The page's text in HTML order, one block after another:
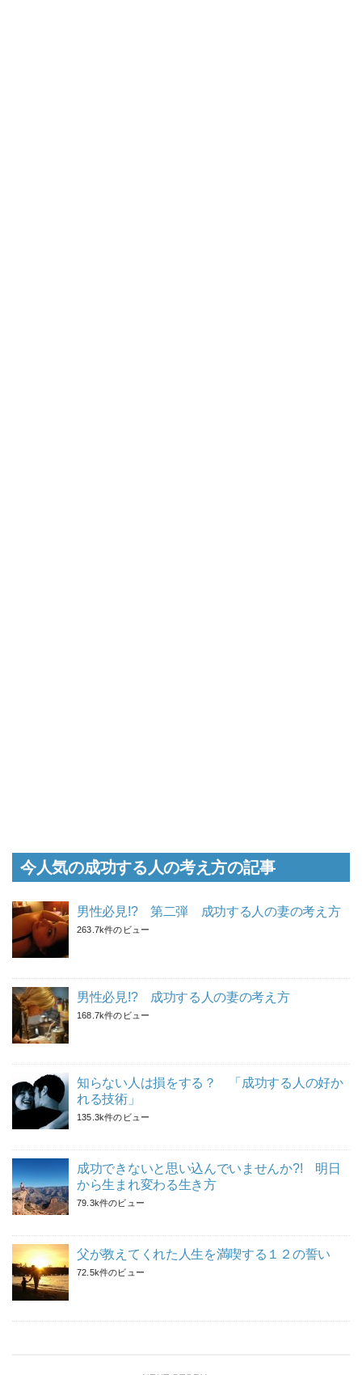
今人気の成功する人の考え方の記事
男性必見!? 第二弾 成功する人の妻の考え方
263.7k件のビュー
男性必見!? 成功する人の妻の考え方
168.7k件のビュー
知らない人は損をする？ 「成功する人の好か
れる技術」
135.3k件のビュー
成功できないと思い込んでいませんか?! 明日
から生まれ変わる生き方
79.3k件のビュー
父が教えてくれた人生を満喫する１２の誓い
72.5k件のビュー